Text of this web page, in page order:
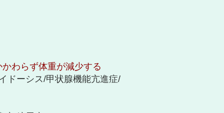
わらず体重が減少する
ドーシス/甲状腺機能亢進症/